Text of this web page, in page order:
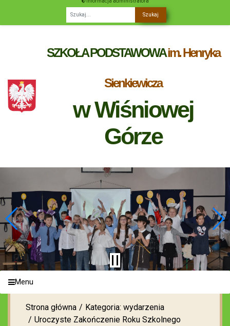
SZKOŁA PODSTAWOWAim. Henryka
Sienkiewicza
w Wiśniowej
Górze
Menu
Strona główna
Kategoria: wydarzenia
Uroczyste Zakończenie Roku Szkolnego